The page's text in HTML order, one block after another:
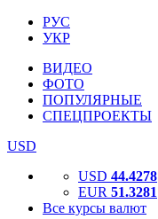
РУС
УКР
ВИДЕО
ФОТО
ПОПУЛЯРНЫЕ
СПЕЦПРОЕКТЫ
USD
USD 44.4278
EUR 51.3281
Все курсы валют